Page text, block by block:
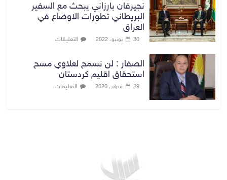
نجيرفان بارزاني يبحث مع السفير
البريطاني تطورات الاوضاع في
العراق
30 يونيو، 2022 التعليقات
الصفار : لن نسمح لعلاوي مسح
استحقاق اقليم كردستان
29 فبراير، 2020 التعليقات